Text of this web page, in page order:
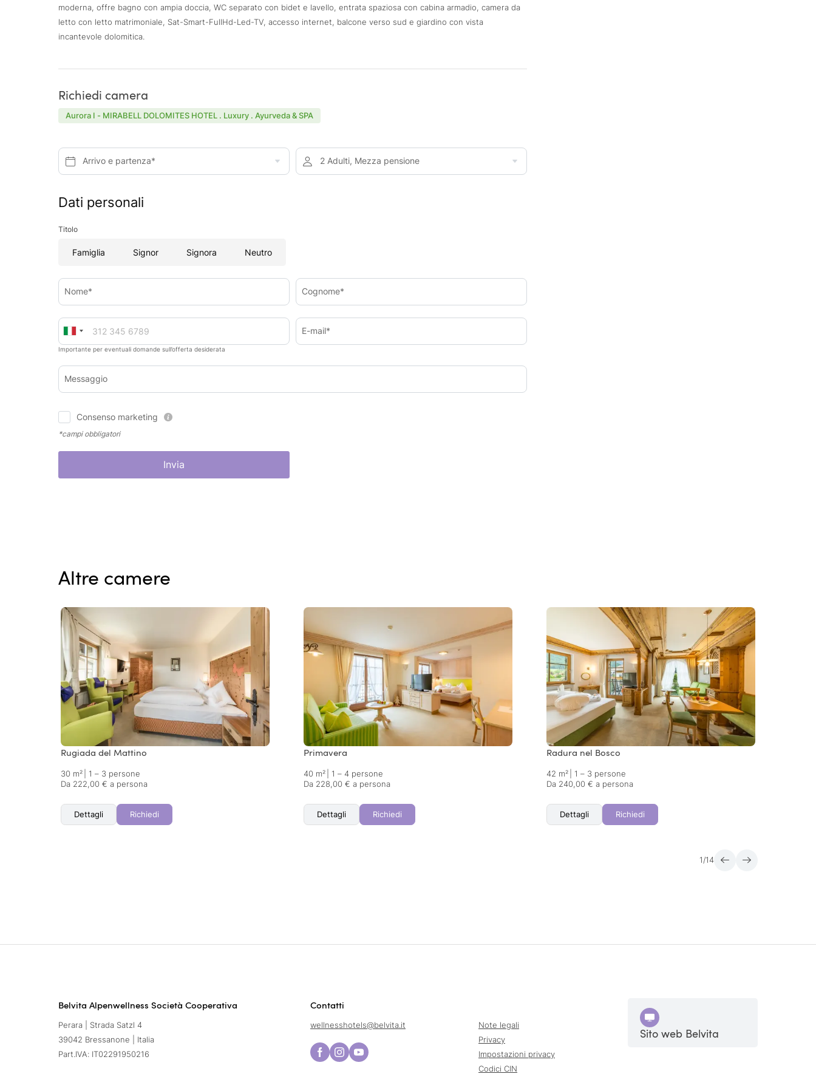
moderna, offre bagno con ampia doccia, WC separato con bidet e lavello, entrata spaziosa con cabina armadio, camera da
letto con letto matrimoniale, Sat-Smart-FullHd-Led-TV, accesso internet, balcone verso sud e giardino con vista
incantevole dolomitica.
Richiedi camera
Aurora I - MIRABELL DOLOMITES HOTEL . Luxury . Ayurveda & SPA
Arrivo e partenza* 2 Adulti, Mezza pensione
Dati personali
Titolo
Famiglia Signor Signora Neutro
Nome* Cognome*
Importante per eventuali domande sull’offerta desiderata
E-mail*
Messaggio
Consenso marketing
*campi obbligatori
Invia
Altre camere
Rugiada del Mattino
30 m²
1 – 3 persone
Da 222,00 € a persona
Dettagli Richiedi
Primavera
40 m²
1 – 4 persone
Da 228,00 € a persona
Dettagli Richiedi
Radura nel Bosco
42 m²
1 – 3 persone
Da 240,00 € a persona
Dettagli Richiedi
1/14
Belvita Alpenwellness Società Cooperativa
Perara | Strada Satzl 4
39042 Bressanone | Italia
Part.IVA: IT02291950216
Contatti
wellnesshotels@belvita.it
Note legali
Privacy
Impostazioni privacy
Codici CIN
Sito web Belvita